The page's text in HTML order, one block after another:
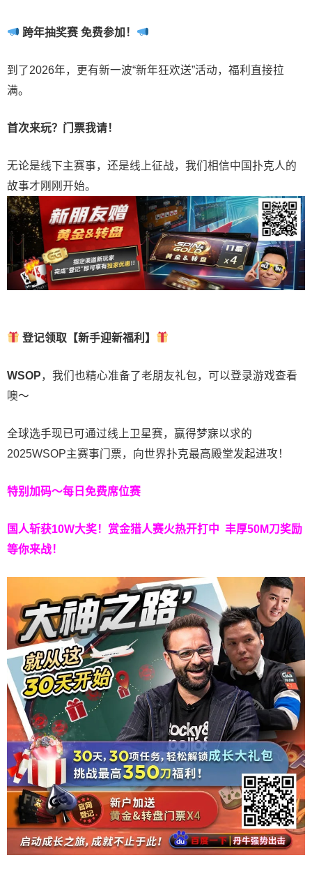
跨年抽奖赛 免费参加 ！
到了2026年，更有新一波“新年狂欢送”活动，福利直接拉
满。
首次来玩？门票我请！
无论是线下主赛事，还是线上征战，我们相信中国扑克人的
故事才刚刚开始。
登记领取【新手迎新福利】
WSOP，我们也精心准备了老朋友礼包，可以登录游戏查看
噢～
全球选手现已可通过线上卫星赛，赢得梦寐以求的
2025WSOP主赛事门票，向世界扑克最高殿堂发起进攻！
特别加码～每日免费席位赛
国人斩获10W大奖！ 赏金猎人赛火热开打中 丰厚50M刀奖励
等你来战！